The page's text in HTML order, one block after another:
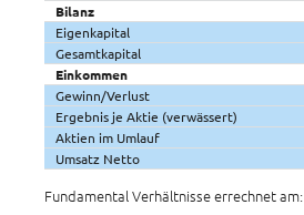
Bilanz
Eigenkapital
Gesamtkapital
Einkommen
Gewinn/Verlust
Ergebnis je Aktie (verwässert)
Aktien im Umlauf
Umsatz Netto
Fundamental Verhältnisse errechnet am: